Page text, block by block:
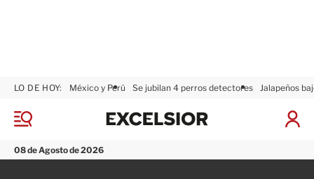
M
n
ú
08 de Agosto de 2026
LO DE HOY: México y Perú Se jubilan 4 perros detectores Jalapeños
I
x
l